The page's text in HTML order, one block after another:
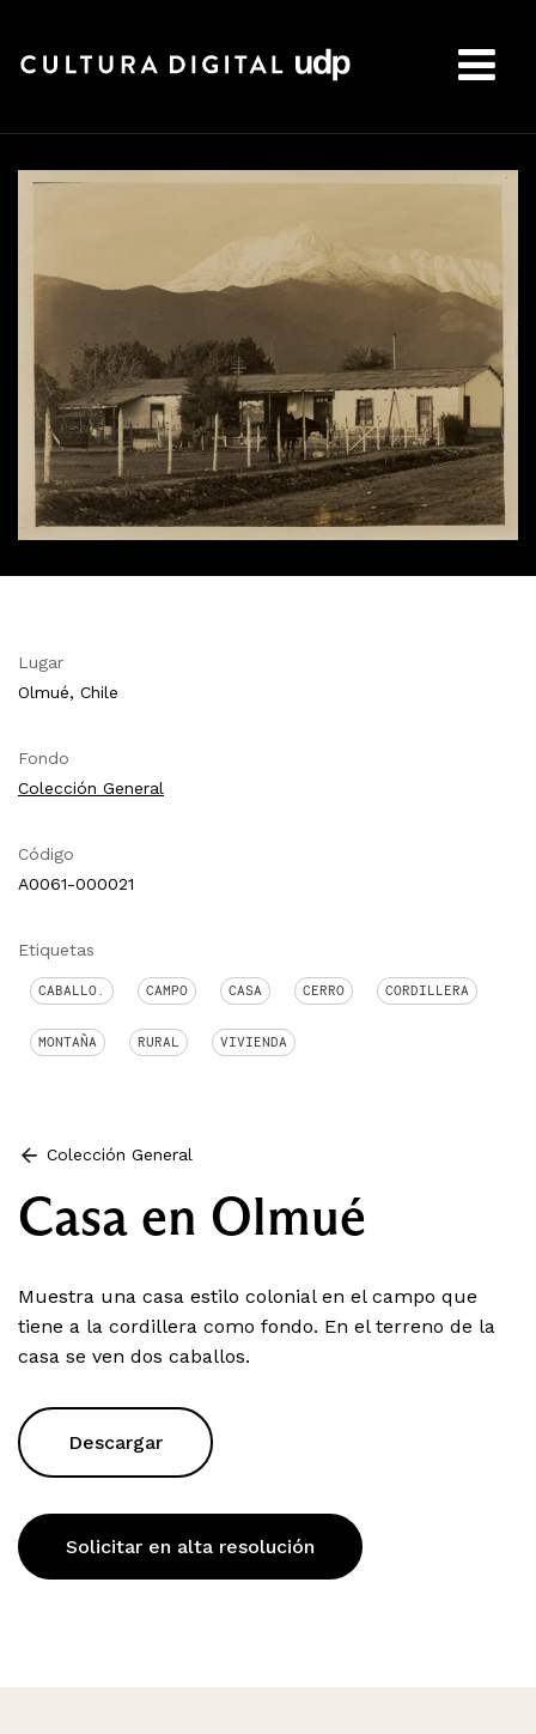
Lugar
Olmué, Chile
Fondo
Colección General
Código
A0061-000021
Etiquetas
CABALLO. CAMPO CASA CERRO CORDILLERA
MONTAÑA RURAL VIVIENDA
Colección General
Casa en Olmué
Muestra una casa estilo colonial en el campo que
tiene a la cordillera como fondo. En el terreno de la
casa se ven dos caballos.
Descargar
Solicitar en alta resolución